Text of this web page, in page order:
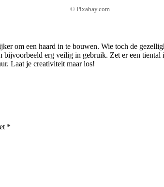
© Pixabay.com
om een haard in te bouwen. Wie toch de
erg veilig in gebruik. Zet er een
Laat je creativiteit maar los!
*